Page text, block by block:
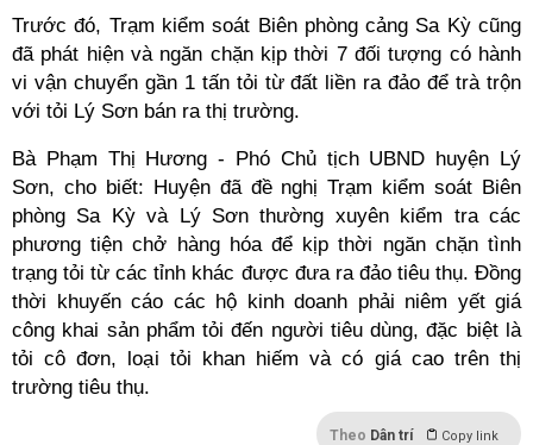
Trước đó, Trạm kiểm soát Biên phòng cảng Sa Kỳ cũng
đã phát hiện và ngăn chặn kịp thời 7 đối tượng có hành
vi vận chuyển gần 1 tấn tỏi từ đất liền ra đảo để trà trộn
với tỏi Lý Sơn bán ra thị trường.
Bà Phạm Thị Hương - Phó Chủ tịch UBND huyện Lý
Sơn, cho biết: Huyện đã đề nghị Trạm kiểm soát Biên
phòng Sa Kỳ và Lý Sơn thường xuyên kiểm tra các
phương tiện chở hàng hóa để kịp thời ngăn chặn tình
trạng tỏi từ các tỉnh khác được đưa ra đảo tiêu thụ. Đồng
thời khuyến cáo các hộ kinh doanh phải niêm yết giá
công khai sản phẩm tỏi đến người tiêu dùng, đặc biệt là
tỏi cô đơn, loại tỏi khan hiếm và có giá cao trên thị
trường tiêu thụ.
Theo Dân trí Copy link